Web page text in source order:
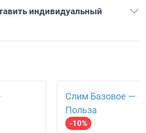
индивидуальный
Слим Базовое —
Польза
-10%